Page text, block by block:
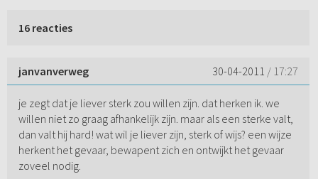
16 reacties
janvanverweg 30-04-2011 / 17:27
je zegt dat je liever sterk zou willen zijn. dat herken ik. we
willen niet zo graag afhankelijk zijn. maar als een sterke valt,
dan valt hij hard! wat wil je liever zijn, sterk of wijs? een wijze
herkent het gevaar, bewapent zich en ontwijkt het gevaar
zoveel nodig.